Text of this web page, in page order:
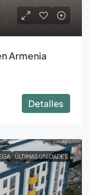
Armenia
Detalles
ÚLTIMAS UNIDADES